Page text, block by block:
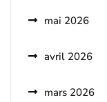
mai 2026
avril 2026
mars 2026